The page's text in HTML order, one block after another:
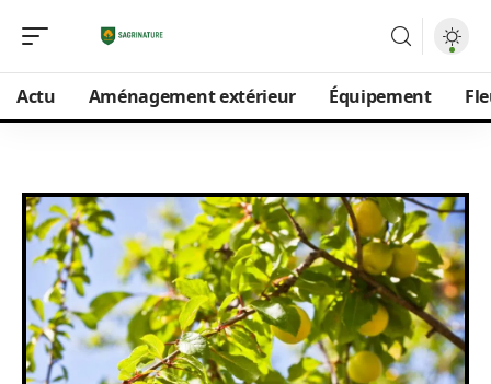
Actu Aménagement extérieur Équipement